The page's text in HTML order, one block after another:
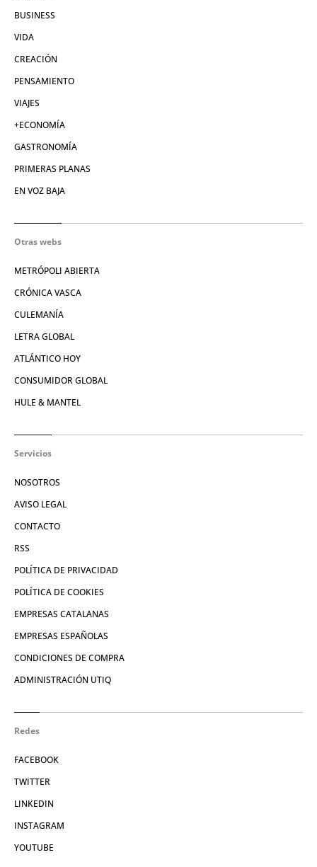
BUSINESS
VIDA
CREACIÓN
PENSAMIENTO
VIAJES
+ECONOMÍA
GASTRONOMÍA
PRIMERAS PLANAS
EN VOZ BAJA
Otras webs
METRÓPOLI ABIERTA
CRÓNICA VASCA
CULEMANÍA
LETRA GLOBAL
ATLÁNTICO HOY
CONSUMIDOR GLOBAL
HULE & MANTEL
Servicios
NOSOTROS
AVISO LEGAL
CONTACTO
RSS
POLÍTICA DE PRIVACIDAD
POLÍTICA DE COOKIES
EMPRESAS CATALANAS
EMPRESAS ESPAÑOLAS
CONDICIONES DE COMPRA
ADMINISTRACIÓN UTIQ
Redes
FACEBOOK
TWITTER
LINKEDIN
INSTAGRAM
YOUTUBE